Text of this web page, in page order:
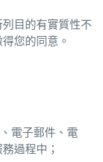
目的有實質性不
您的同意。
電子郵件、電
過程中；